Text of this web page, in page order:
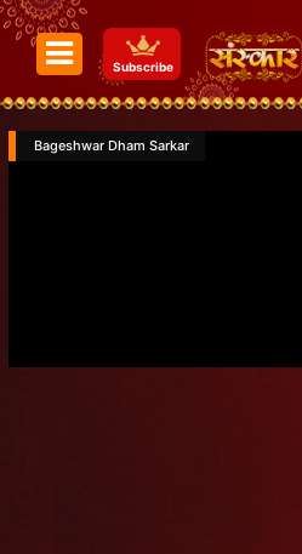
Subscribe
Bageshwar Dham Sarkar